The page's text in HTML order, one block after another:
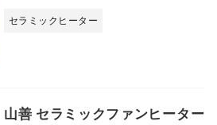
セラミックヒーター
山善 セラミックファンヒーター